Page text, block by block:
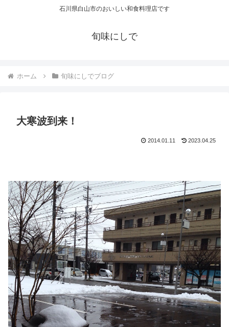
石川県白山市のおいしい和食料理店です
旬味にしで
ホーム 旬味にしでブログ
大寒波到来！
2014.01.11 2023.04.25